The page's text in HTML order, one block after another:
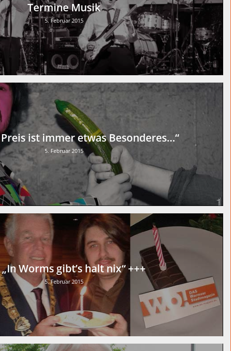
Termine Musik
5. Februar 2015
ist immer etwas Besonderes…“
5. Februar 2015
„In Worms gibt’s halt nix“ +++
5. Februar 2015